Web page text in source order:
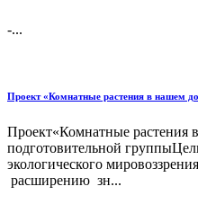
-...
Проект «Комнатные растения в нашем
Проект«Комнатные растения
подготовительной
экологического
расширению зн...